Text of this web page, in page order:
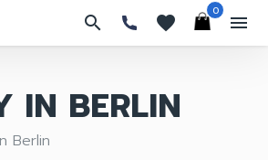
search favorites
0
menu
IN BERLIN
Berlin